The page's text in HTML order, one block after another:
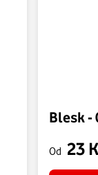
Blesk -
Od 23